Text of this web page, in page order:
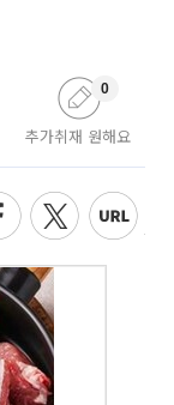
추가취재 원해요
0